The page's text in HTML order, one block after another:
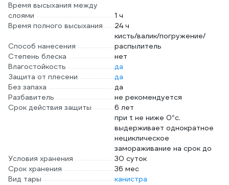
Время высыхания между
слоями
1 ч
Время полного высыхания
24 ч
Способ нанесения
кисть/валик/погружение/
распылитель
Степень блеска
нет
Влагостойкость
да
Защита от плесени
да
Без запаха
да
Разбавитель
не рекомендуется
Срок действия защиты
6 лет
Условия хранения
при t не ниже 0°с.
выдерживает однократное
нециклическое
замораживание на срок до
30 суток
Срок хранения
36 мес
Вид тары
канистра